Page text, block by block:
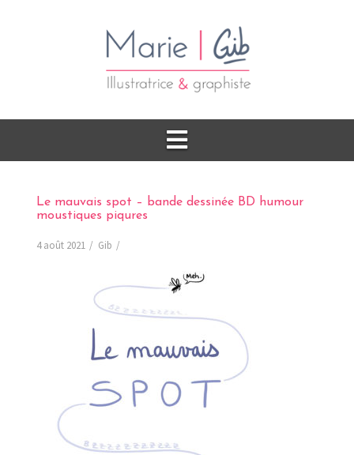
Le mauvais spot – bande dessinée BD humour
moustiques piqures
4 août 2021 Gib